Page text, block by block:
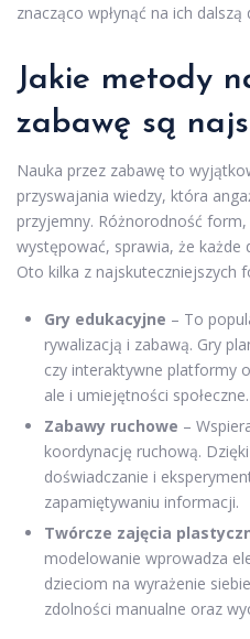
znacząco wpłynąć na ich
Jakie metody
zabawę są
Nauka przez zabawę to
przyswajania wiedzy, która
przyjemny. Różnorodność
występować, sprawia, że każde
Oto kilka z najskuteczniejszych
Gry edukacyjne – To
rywalizacją i zabawą. Gry
czy interaktywne platformy
ale i umiejętności społeczne.
Zabawy ruchowe –
koordynację ruchową.
doświadczanie i
zapamiętywaniu informacji.
Twórcze zajęcia
modelowanie wprowadza
dzieciom na wyrażenie
zdolności manualne oraz